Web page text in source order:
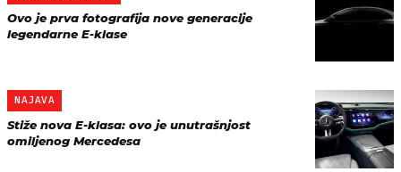
Ovo je prva fotografija nove generacije
legendarne E-klase
NAJAVA
Stiže nova E-klasa: ovo je unutrašnjost
omiljenog Mercedesa